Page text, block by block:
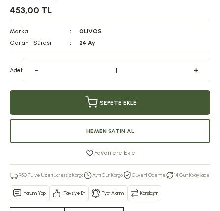
453,00 TL
Marka
OLIVOS
Garanti Süresi
24 Ay
Adet
SEPETE EKLE
HEMEN SATIN AL
Favorilere Ekle
950 TL ve Üzeri Ücretsiz Kargo Aynı Gün Kargo Güvenli Ödeme 14 Gün Kolay İade
Yorum Yap Tavsiye Et Fiyat Alarmı Karşılaştır